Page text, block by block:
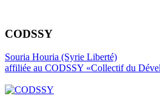
CODSSY
Souria Houria (Syrie Liberté)
affiliée au CODSSY «Collectif du